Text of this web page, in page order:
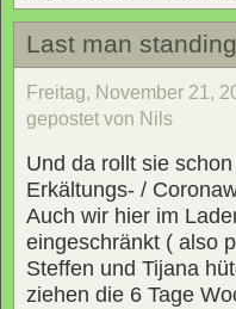
Last man
Freitag, November 21,
gepostet von Nils
Und da rollt sie
Erkältungs- /
Auch wir hier im
eingeschränkt ( also
Steffen und Tijana
ziehen die 6 Tage